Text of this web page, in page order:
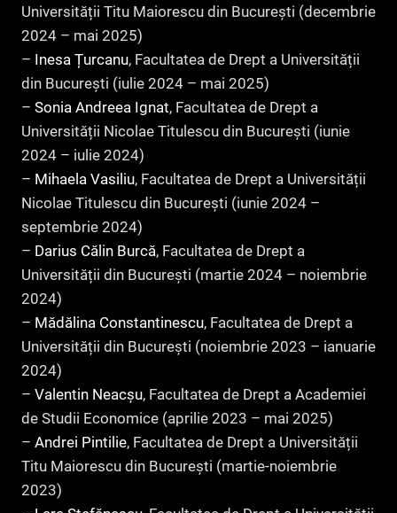
Universității Titu Maiorescu din București (decembrie
2024 – mai 2025)
– Inesa Țurcanu, Facultatea de Drept a Universității
din București (iulie 2024 – mai 2025)
– Sonia Andreea Ignat, Facultatea de Drept a
Universității Nicolae Titulescu din București (iunie
2024 – iulie 2024)
– Mihaela Vasiliu, Facultatea de Drept a Universității
Nicolae Titulescu din București (iunie 2024 –
septembrie 2024)
– Darius Călin Burcă, Facultatea de Drept a
Universității din București (martie 2024 – noiembrie
2024)
– Mădălina Constantinescu, Facultatea de Drept a
Universității din București (noiembrie 2023 – ianuarie
2024)
– Valentin Neacșu, Facultatea de Drept a Academiei
de Studii Economice (aprilie 2023 – mai 2025)
– Andrei Pintilie, Facultatea de Drept a Universității
Titu Maiorescu din București (martie-noiembrie
2023)